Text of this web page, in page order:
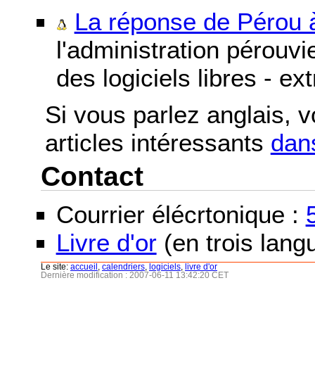
La réponse de Pérou
l'administration
des logiciels libres -
Si vous parlez anglais,
articles intéressants
Contact
Courrier élécrtonique :
Livre d'or (en trois
Le site: accueil calendriers logiciels
livre d'or
Dernière modification : 2007-06-11 13:42:20 CET